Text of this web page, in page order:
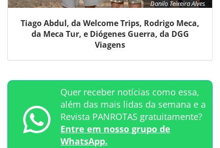
Danilo Teixeira Alves
Tiago Abdul, da Welcome Trips, Rodrigo Meca,
da Meca Tur, e Diógenes Guerra, da DGG
Viagens
Quer receber notícias como essa,
além das mais lidas da semana e a
Revista PANROTAS gratuitamente?
Entre em nosso grupo de
WhatsApp.